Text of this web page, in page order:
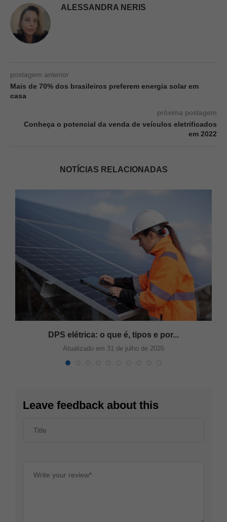
ALESSANDRA NERIS
postagem anterior
Mais de 70% dos brasileiros preferem energia solar em
casa
próxima postagem
Conheça o potencial da venda de veículos eletrificados
em 2022
NOTÍCIAS RELACIONADAS
DPS elétrica: o que é, tipos e por...
Atualizado em 31 de julho de 2026
Leave feedback about this